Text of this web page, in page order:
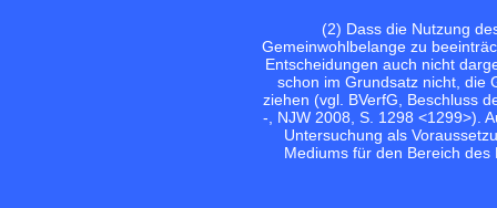
(2) Dass die Nutzung
Gemeinwohlbelange zu
Entscheidungen auch nicht
schon im Grundsatz nicht, die
ziehen (vgl. BVerfG, Beschluss
-, NJW 2008, S. 1298 <1299>).
Untersuchung als
Mediums für den Bereich